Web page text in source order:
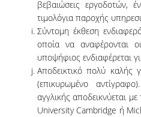
βεβαιώσεις εργοδοτών,
τιμολόγια παροχής
Σύντομη έκθεση
οποία να αναφέρονται
υποψήφιος ενδιαφέρεται
Αποδεικτικό πολύ καλής
(επικυρωμένο
αγγλικής αποδεικνύεται
University Cambridge ή